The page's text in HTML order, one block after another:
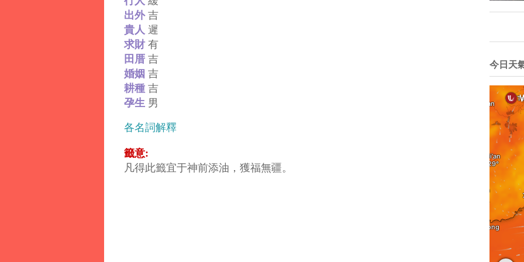
出外吉
貴人 遲
求財有
田厝 吉
婚姻 吉
耕種 吉
孕生 男
各名詞解釋
籤意:
凡得此籤宜于神前添油，獲福無疆。
今日天